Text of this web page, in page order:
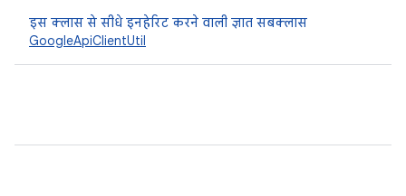
इस क्लास से सीधे इनहेरिट करने वाली ज्ञात सबक्लास
GoogleApiClientUtil